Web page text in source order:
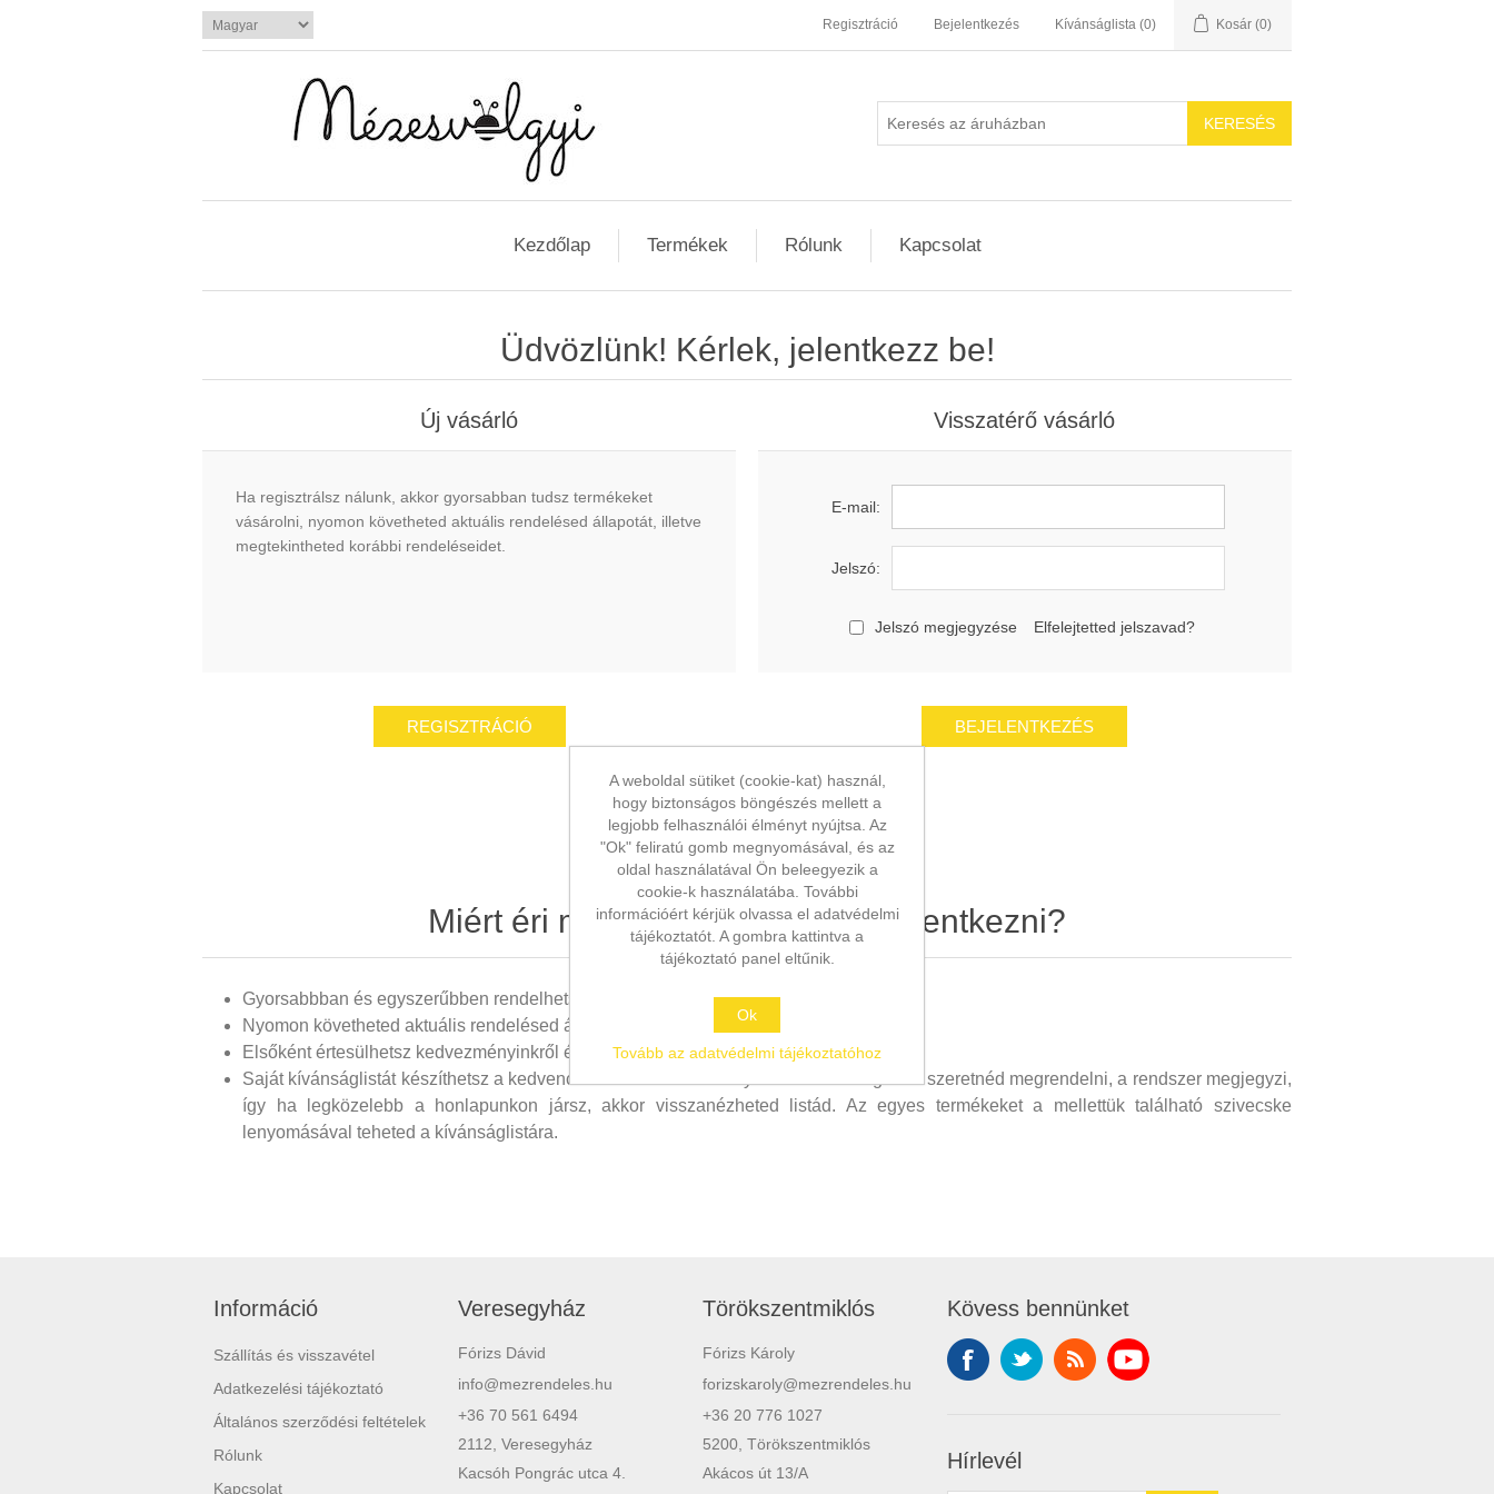
Regisztráció Bejelentkezés Kívánságlista (0) Kosár (0)
Kezdőlap Termékek Rólunk Kapcsolat
Üdvözlünk! Kérlek, jelentkezz be!
Új vásárló
Ha regisztrálsz nálunk, akkor gyorsabban tudsz termékeket
vásárolni, nyomon követheted aktuális rendelésed állapotát, illetve
megtekintheted korábbi rendeléseidet.
Visszatérő vásárló
E-mail:
Jelszó:
Jelszó megjegyzése Elfelejtetted jelszavad?
Miért éri meg regisztrálni és bejelentkezni?
Gyorsabbban és egyszerűbben rendelhetsz.
Nyomon követheted aktuális rendelésed állapotát.
Elsőként értesülhetsz kedvezményinkről és ajánlatainkról.
Saját kívánságlistát készíthetsz a kedvenc termékeidről. Amennyiben azokat még nem szeretnéd megrendelni, a rendszer megjegyzi,
így ha legközelebb a honlapunkon jársz, akkor visszanézheted listád. Az egyes termékeket a mellettük található szivecske
lenyomásával teheted a kívánságlistára.
Információ
Szállítás és visszavétel
Adatkezelési tájékoztató
Általános szerződési feltételek
Rólunk
Kapcsolat
Veresegyház
Fórizs Dávid
info@mezrendeles.hu
+36 70 561 6494
2112, Veresegyház
Kacsóh Pongrác utca 4.
Törökszentmiklós
Fórizs Károly
forizskaroly@mezrendeles.hu
+36 20 776 1027
5200, Törökszentmiklós
Akácos út 13/A
Kövess bennünket
Hírlevél
A weboldal sütiket (cookie-kat) használ,
hogy biztonságos böngészés mellett a
legjobb felhasználói élményt nyújtsa. Az
"Ok" feliratú gomb megnyomásával, és az
oldal használatával Ön beleegyezik a
cookie-k használatába. További
információért kérjük olvassa el adatvédelmi
tájékoztatót. A gombra kattintva a
tájékoztató panel eltűnik.
Ok
Tovább az adatvédelmi tájékoztatóhoz